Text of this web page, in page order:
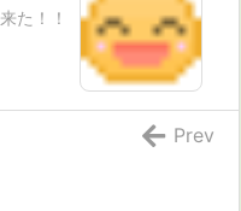
来た！！
Prev